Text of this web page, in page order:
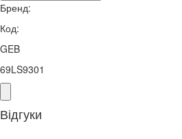
Бренд:
Код:
GEB
69LS9301
Відгуки